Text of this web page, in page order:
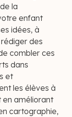
la
enfant
idées, à
des
combler ces
dans
et
les élèves à
en améliorant
cartographie,